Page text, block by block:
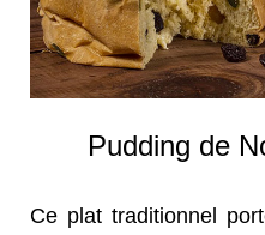
Pudding de
Ce plat traditionnel